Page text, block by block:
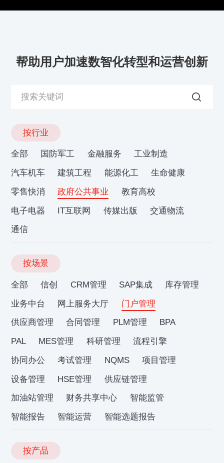
帮助用户加速数智化转型和运营创新
按行业
全部 国防军工 金融服务
工业制造
汽车机车
建筑工程 能源化工
生命健康
零售快消
政府公共事业
教育高校
电子电器
IT互联网 传媒出版
交通物流
通信
按场景
全部 信创 CRM管理 SAP集成
库存管理
业务中台
网上服务大厅
门户管理
供应商管理
合同管理 PLM管理
BPA
PAL
MES管理 科研管理
流程引擎
协同办公
考试管理 NQMS
项目管理
设备管理
HSE管理
供应链管理
加油站管理
财务共享中心
智能监管
智能报告
智能运营 智能选题报告
按产品